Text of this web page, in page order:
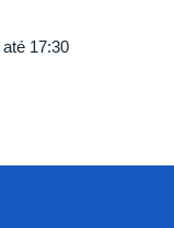
até 17:30